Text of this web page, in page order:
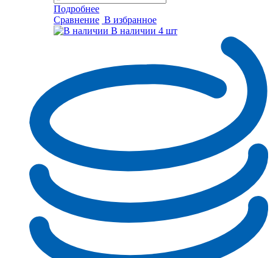
Подробнее
Сравнение В избранное
В наличии 4 шт